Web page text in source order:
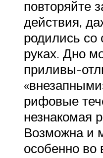
повторяйте
действия,
родились со
руках. Дно
приливы-
рифовые
незнакомая
Возможна и
особенно во